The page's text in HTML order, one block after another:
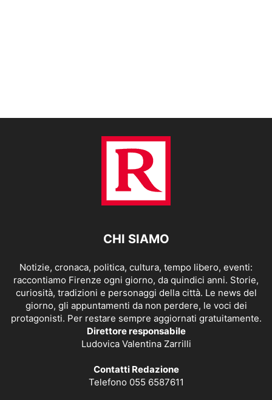
CHI SIAMO
Notizie, cronaca, politica, cultura, tempo libero, eventi:
raccontiamo Firenze ogni giorno, da quindici anni. Storie,
curiosità, tradizioni e personaggi della città. Le news del
giorno, gli appuntamenti da non perdere, le voci dei
protagonisti. Per restare sempre aggiornati gratuitamente.
Direttore responsabile
Ludovica Valentina Zarrilli
Contatti Redazione
Telefono 055 6587611